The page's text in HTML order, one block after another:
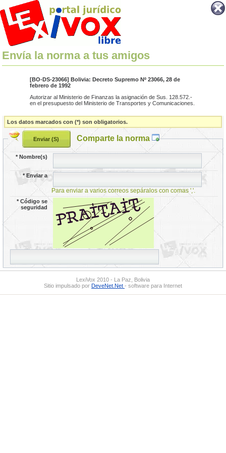
Envía la norma a tus amigos
[BO-DS-23066] Bolivia: Decreto Supremo Nº 23066, 28 de
febrero de 1992
Autorizar al Ministerio de Finanzas la asignación de Sus. 128.572.-
en el presupuesto del Ministerio de Transportes y Comunicaciones.
Los datos marcados con (*) son obligatorios.
Comparte la norma
*Nombre(s)
*Enviar a
Para enviar a varios correos sepáralos con comas ','.
*Código se
seguridad
LexiVox 2010 - La Paz, Bolivia
Sitio impulsado por DeveNet.Net - software para Internet